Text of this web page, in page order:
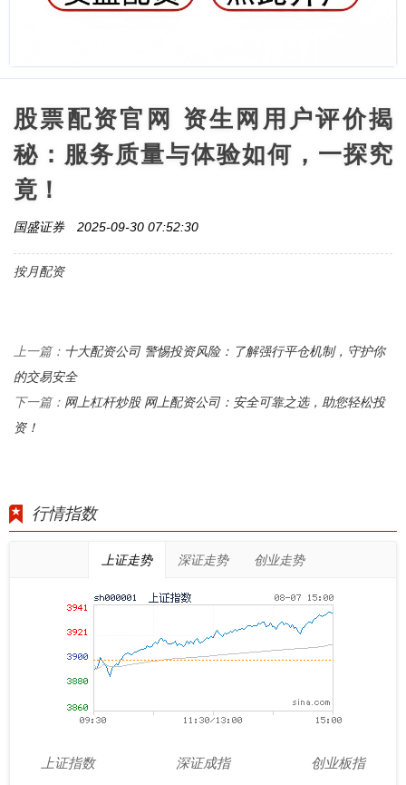
股票配资官网 资生网用户评价揭
秘：服务质量与体验如何，一探究
竟！
国盛证券 2025-09-30 07:52:30
按月配资
上一篇： 十大配资公司 警惕投资风险：了解强行平仓机制，守护你
的交易安全
下一篇： 网上杠杆炒股 网上配资公司：安全可靠之选，助您轻松投
资！
行情指数
上证走势 深证走势 创业走势
上证指数
深证成指
创业板指